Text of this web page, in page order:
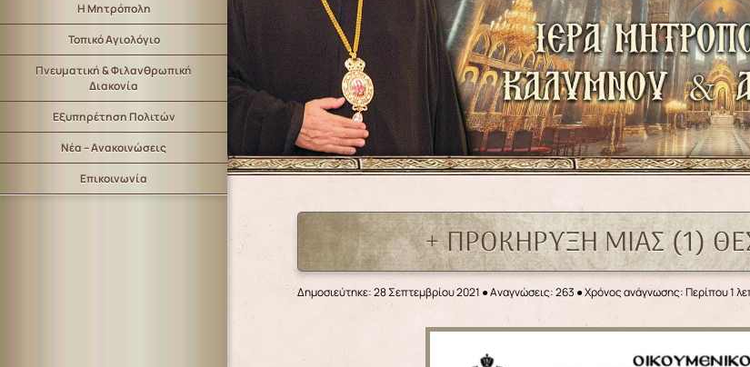
Η Μητρόπολη
Τοπικό Αγιολόγιο
Πνευματική & Φιλανθρωπική
Διακονία
Εξυπηρέτηση Πολιτών
Νέα – Ανακοινώσεις
Επικοινωνία
+ ΠΡΟΚΗΡΥΞΗ ΜΙΑΣ (1)
Δημοσιεύτηκε: 28 Σεπτεμβρίου 2021 ●Αναγνώσεις: 263 ● Χρόνος ανάγνωσης: Περίπου 1